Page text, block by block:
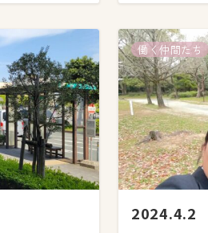
働く仲間たち
2024.4.2